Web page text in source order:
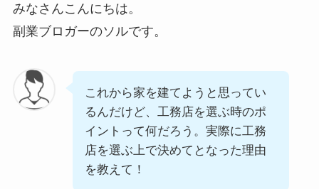
みなさんこんにちは。
副業ブロガーのソルです。
これから家を建てようと思ってい
るんだけど、工務店を選ぶ時のポ
イントって何だろう。実際に工務
店を選ぶ上で決めてとなった理由
を教えて！